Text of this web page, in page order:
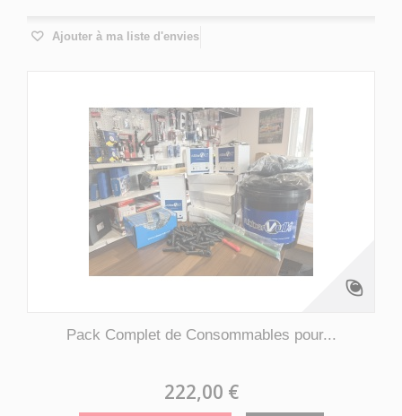
Ajouter à ma liste d'envies
Pack Complet de Consommables pour...
222,00 €